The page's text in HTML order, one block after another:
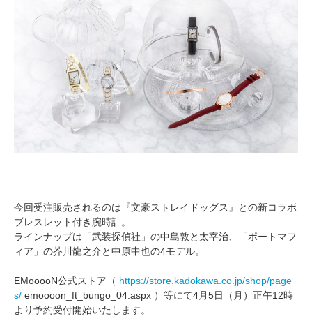
今回受注販売されるのは『文豪ストレイドッグス』との新コラボ
ブレスレット付き腕時計。
ラインナップは「武装探偵社」の中島敦と太宰治、「ポートマフ
ィア」の芥川龍之介と中原中也の4モデル。
EMooooN公式ストア（ https://store.kadokawa.co.jp/shop/page
s/ emoooon_ft_bungo_04.aspx ）等にて4月5日（月）正午12時
より予約受付開始いたします。